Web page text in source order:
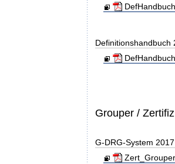
Definitionshandbuch
Grouper /
G-DRG-System